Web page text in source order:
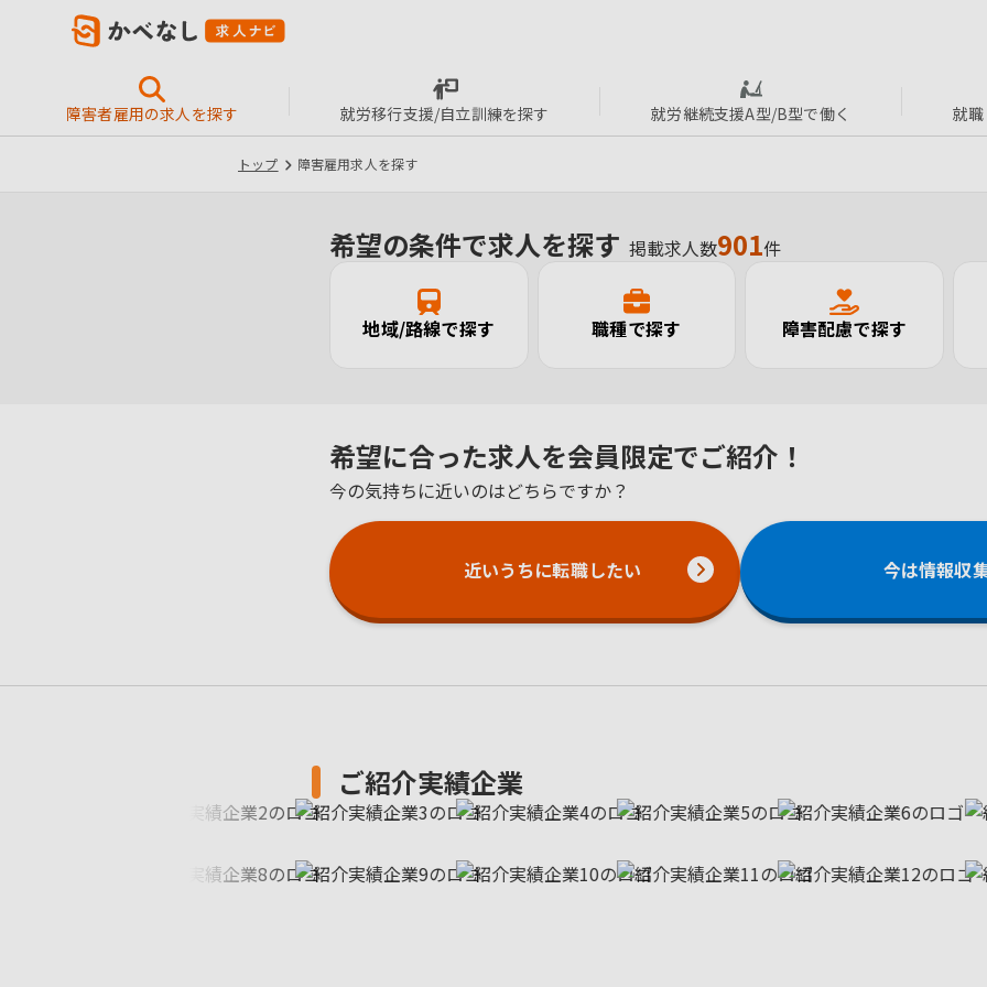
障害者雇用の求人を探す 就労移行支援/自立訓練を探す 就労継続支援A型/B型で働く 就
トップ 障害雇用求人を探す
希望の条件で求人を探す 掲載求人数901件
地域/路線で探す 職種で探す 障害配慮で探す
希望に合った求人を会員限定でご紹介！
今の気持ちに近いのはどちらですか？
近いうちに転職したい 今は情報収
ご紹介実績企業